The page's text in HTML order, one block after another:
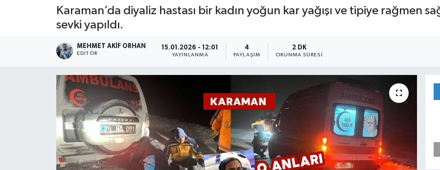
Karaman’da diyaliz hastası bir kadın yoğun kar yağışı ve tipiye rağmen
sevki yapıldı.
MEHMET AKIF ORHAN
EDITÖR
15.01.2026 - 12:01
YAYINLANMA
4
PAYLAŞIM
2 DK
OKUNMA SÜRESI
Vefat Edenler